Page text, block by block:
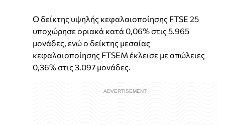
Ο δείκτης υψηλής κεφαλαιοποίησης FTSE 25
υποχώρησε οριακά κατά 0,06% στις 5.965
μονάδες, ενώ ο δείκτης μεσαίας
κεφαλαιοποίησης FTSEM έκλεισε με απώλειες
0,36% στις 3.097 μονάδες.